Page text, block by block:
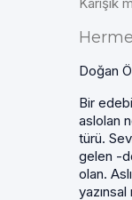
Doğan
Bir
aslolan
türü.
gelen -
olan.